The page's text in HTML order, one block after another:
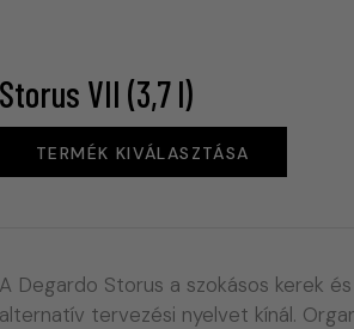
Storus VII (3,7 l)
TERMÉK KIVÁLASZTÁSA
A Degardo Storus a szokásos kerek
alternatív tervezési nyelvet kínál.